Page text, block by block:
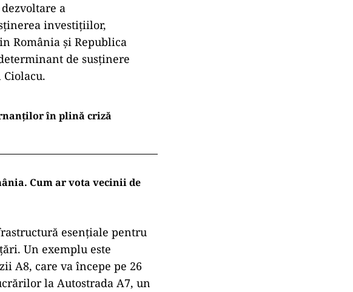
a
investițiilor,
România și Republica
de susținere
în plină criză
Cum ar vota vecinii de
esențiale pentru
Un exemplu este
A8, care va începe pe 26
la Autostrada A7, un